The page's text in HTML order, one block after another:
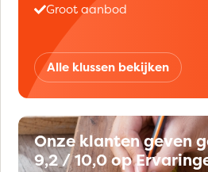
Groot aanbod
Alle klussen bekijken
Onze klanten geven
9,2 / 10,0 op